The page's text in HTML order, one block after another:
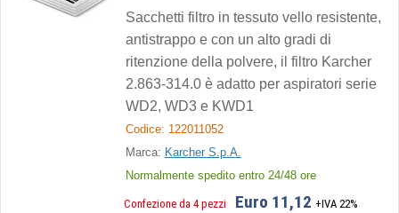
Sacchetti filtro in tessuto vello resistente,
antistrappo e con un alto gradi di
ritenzione della polvere, il filtro Karcher
2.863-314.0 è adatto per aspiratori serie
WD2, WD3 e KWD1
Codice: 122011052
Marca: Karcher S.p.A.
Normalmente spedito entro 24/48 ore
Confezione da 4 pezzi Euro 11,12 +IVA 22%